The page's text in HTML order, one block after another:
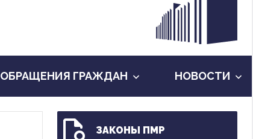
ОБРАЩЕНИЯ ГРАЖДАН НОВОСТИ
ЗАКОНЫ ПМР